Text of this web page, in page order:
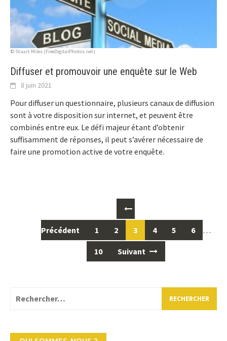
© Stuart Miles (FreeDigitalPhotos.net)
Diffuser et promouvoir une enquête sur le Web
8 juin 2021
Pour diffuser un questionnaire, plusieurs canaux de diffusion
sont à votre disposition sur internet, et peuvent être
combinés entre eux. Le défi majeur étant d’obtenir
suffisamment de réponses, il peut s’avérer nécessaire de
faire une promotion active de votre enquête.
navigation
Précédent 1 2 3 4 5 6 …
10 Suivant